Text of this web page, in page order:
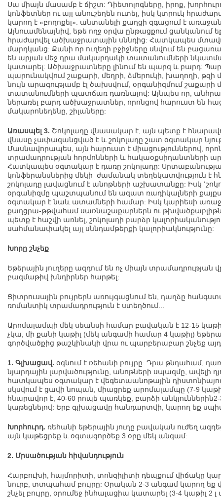
Սա միայն մասամբ է ճիշտ: Դիետոլոգները, իրոք,
կոնֆետներ ու այլ անուշեղեն ուտել, իսկ կտրուկ
կարող է «բողոքել». անտանելի քաղցի զգացում է
Այնուամենայնիվ, եթե ողջ օրվա ընթացքում ցանկանում
հրաժարվել ածխաջրատային սննդից: Հատկապես
մարդկանց: Քանի որ ուղեղի բջիջները սնվում են
են արյան մեջ դրա մակարդակի տատանումների
կատարել: Ածխաջրատները լինում են պարզ և բարդ:
պարունակվում շաքարի, մեղրի, ձմերուկի, խաղողի, թզի
նույն արագությամբ էլ ծախսվում, օրգանիզմում
տատանումների պատճառ դառնալով: Այնպես որ,
ներառել բարդ ածխաջրատներ, որոնցով հարուստ են
մակարոնեղենը, շիլաները:
Առասպել 3. Շոկոլադը վնասակար է, այն պետք է
վնասը չափազանցված է և շոկոլադը շատ օգտակար
Մասնավորապես, այն հարուստ է միացություններով,
տրամադրության հորմոնների և հակաօքսիդանտների
Հատկապես օգտակար է դառը շոկոլադը:
կոնֆերանսներից մեկի ժամանակ տեղեկատվություն է
շոկոլադը լավացնում է անոթների աշխատանքը: Իսկ
օրգանիզմը պաշտպանում են ազատ ռադիկալների
օգտակար է նաև ատամների համար: Իսկ կարիեսի
քաղցրա-թթվահամ սառնաշաքարներն ու
պետք է հաշվի առնել, շոկոլադի բարձր
սահմանափակել այլ սննդամթերքի կալորիակնությունը:
Խորը շնչեք
Եթերային յուղերը ազդում են ոչ միայն տրամադրության
բազմաթիվ խնդիրներ հարթել:
Ցիտրուսային բույրերն առույգացնում են, դաղձը
ռոմանտիկ տրամադրություն է ստեղծում...
Արոմալամպի մեկ սեանսի համար բավական է 12-15 կաթիլ
չկա, մի քանի կաթիլ (մեկ անգամի համար 4 կաթիլ)
գործվածքից թաշկինակի վրա ու պարբերաբար շնչեք այդ
1. Գլխացավ. օգնում է ռեհանի բույրը: Դրա թնդահամ,
նյարդային լարվածությունը, անոթների սպազմը, ավելի
հատկապես օգտակար է վեգետաանոթային
սկսվում է ցավի նոպան, միացրեք արոմալամպը (7-9
հնարավոր է, 40-60 րոպե պառկեք, բարձի անկյուններին2-
կաթեցնելով: Երբ գլխացավը հանդարտվի, կարող եք
Խորհուրդ. ռեհանի եթերային յուղը բավական ուժեղ
այն կաթեցրեք և օգտագործեք 3 օրը մեկ անգամ:
2. Մրսածության հիվանդություն
Հարբուխի, հայմորիտի, տոնզիլիտի դեպքում վիճակը
նուրբ, տտպահամ բույրը: Օրական 2-3 անգամ կարող եք
շնչել բույրը, օրումեջ ինհալացիա կատարել (3-4 կաթիլ 2